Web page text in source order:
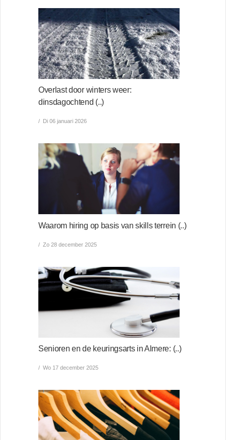
Overlast door winters weer:
dinsdagochtend (..)
Di 06 januari 2026
Waarom hiring op basis van skills terrein (..)
Zo 28 december 2025
Senioren en de keuringsarts in Almere: (..)
Wo 17 december 2025